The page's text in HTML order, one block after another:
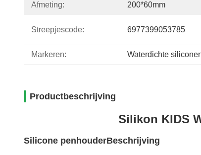
Afmeting: 200*60mm
Streepjescode: 6977399053785
Markeren: Waterdichte
Productbeschrijving
Silikon KIDS
Silicone penhouderBeschrijving